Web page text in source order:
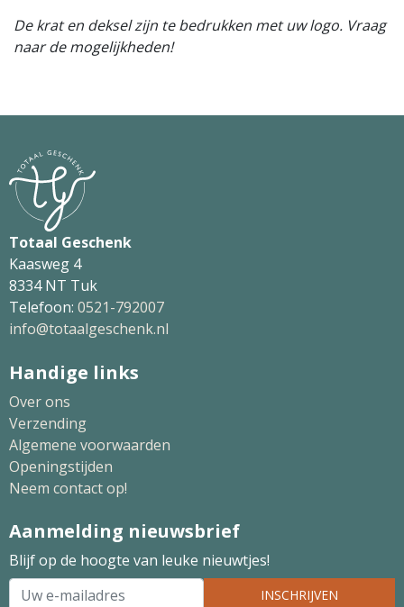
De krat en deksel zijn te bedrukken met uw logo. Vraag
naar de mogelijkheden!
Totaal Geschenk
Kaasweg 4
8334 NT Tuk
Telefoon: 0521-792007
info@totaalgeschenk.nl
Handige links
Over ons
Verzending
Algemene voorwaarden
Openingstijden
Neem contact op!
Aanmelding nieuwsbrief
Blijf op de hoogte van leuke nieuwtjes!
INSCHRIJVEN